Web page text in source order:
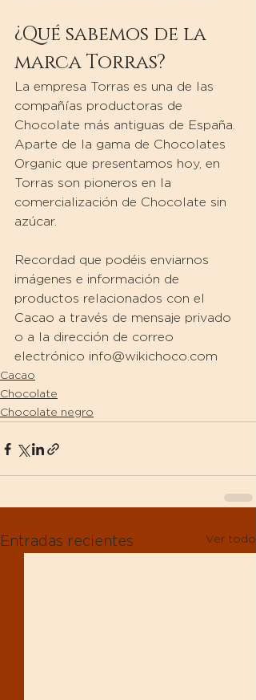
¿Qué sabemos de la
marca Torras?
La empresa Torras es una de las
compañías productoras de
Chocolate más antiguas de España.
Aparte de la gama de Chocolates
Organic que presentamos hoy, en
Torras son pioneros en la
comercialización de Chocolate sin
azúcar.
Recordad que podéis enviarnos
imágenes e información de
productos relacionados con el
Cacao a través de mensaje privado
o a la dirección de correo
electrónico info@wikichoco.com
Cacao
Chocolate
Chocolate negro
Entradas recientes Ver todo